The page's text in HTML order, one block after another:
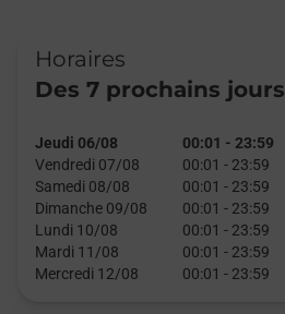
Horaires
Des 7 prochains jours
Jeudi 06/08 00:01 - 23:59
Vendredi 07/08
00:01 - 23:59
Samedi 08/08
00:01 - 23:59
Dimanche 09/08
00:01 - 23:59
Lundi 10/08
00:01 - 23:59
Mardi 11/08
00:01 - 23:59
Mercredi 12/08
00:01 - 23:59